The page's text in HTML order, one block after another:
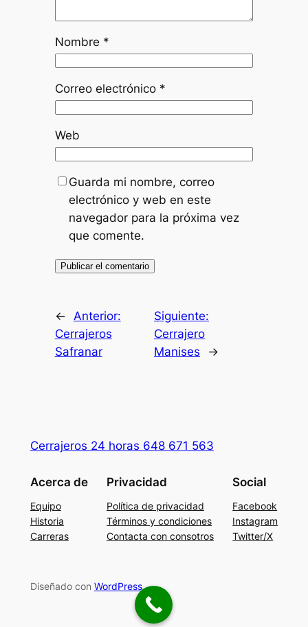
Nombre *
Correo electrónico *
Web
Guarda mi nombre, correo
electrónico y web en este
navegador para la próxima vez
que comente.
←
Anterior:
Cerrajeros
Safranar
Siguiente:
Cerrajero
Manises
→
Cerrajeros 24 horas 648 671 563
Acerca de
Equipo
Historia
Carreras
Privacidad
Política de privacidad
Términos y condiciones
Contacta con consotros
Social
Facebook
Instagram
Twitter/X
Diseñado con WordPress